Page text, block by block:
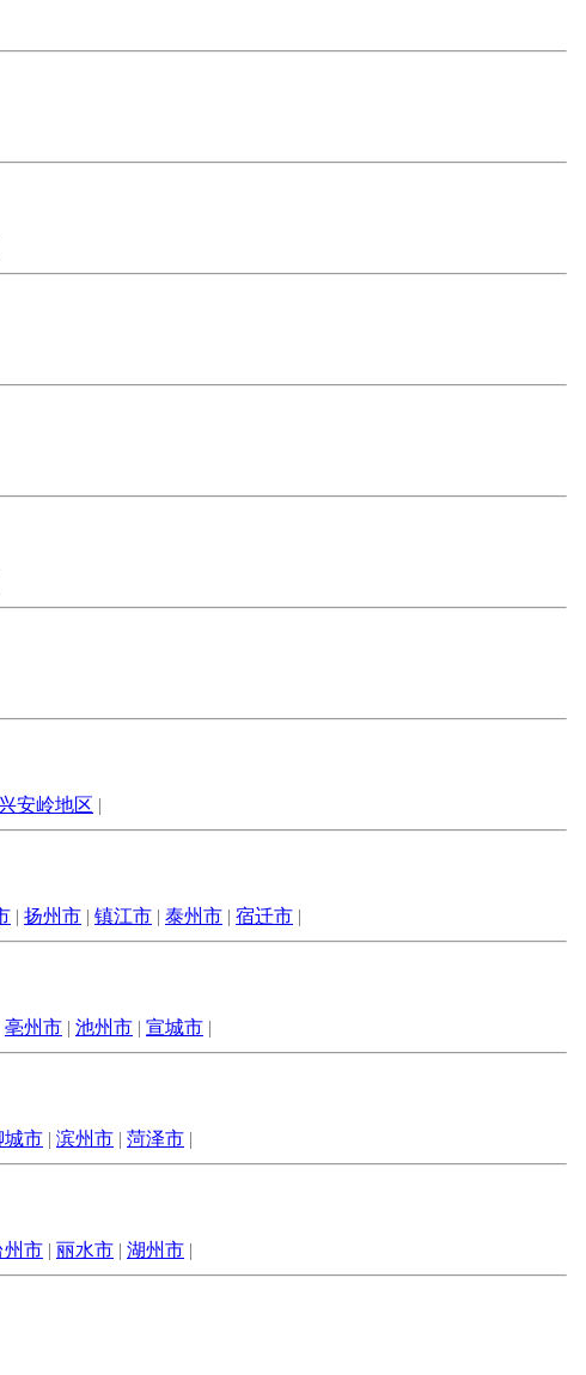
安岭地区 |
| 扬州市 | 镇江市 | 泰州市 | 宿迁市 |
亳州市 | 池州市 | 宣城市 |
城市 | 滨州市 | 菏泽市 |
州市 | 丽水市 | 湖州市 |